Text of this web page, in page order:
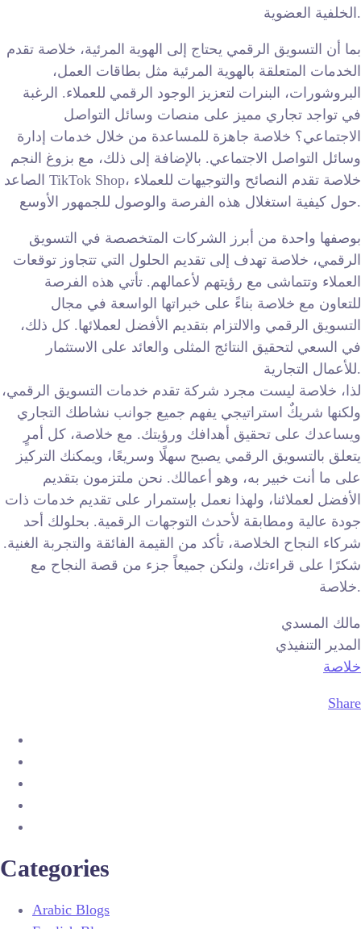
الخلفية العضوية.
بما أن التسويق الرقمي يحتاج إلى الهوية المرئية، خلاصة تقدم
الخدمات المتعلقة بالهوية المرئية مثل بطاقات العمل،
البروشورات، البنرات لتعزيز الوجود الرقمي للعملاء. الرغبة
في تواجد تجاري مميز على منصات وسائل التواصل
الاجتماعي؟ خلاصة جاهزة للمساعدة من خلال خدمات إدارة
وسائل التواصل الاجتماعي. بالإضافة إلى ذلك، مع بزوغ النجم
الصاعد TikTok Shop، خلاصة تقدم النصائح والتوجيهات للعملاء
حول كيفية استغلال هذه الفرصة والوصول للجمهور الأوسع.
بوصفها واحدة من أبرز الشركات المتخصصة في التسويق
الرقمي، خلاصة تهدف إلى تقديم الحلول التي تتجاوز توقعات
العملاء وتتماشى مع رؤيتهم لأعمالهم. تأتي هذه الفرصة
للتعاون مع خلاصة بناءً على خبراتها الواسعة في مجال
التسويق الرقمي والالتزام بتقديم الأفضل لعملائها. كل ذلك،
في السعي لتحقيق النتائج المثلى والعائد على الاستثمار
للأعمال التجارية.
لذا، خلاصة ليست مجرد شركة تقدم خدمات التسويق الرقمي،
ولكنها شريكٌ استراتيجي يفهم جميع جوانب نشاطك التجاري
ويساعدك على تحقيق أهدافك ورؤيتك. مع خلاصة، كل أمرٍ
يتعلق بالتسويق الرقمي يصبح سهلًا وسريعًا، ويمكنك التركيز
على ما أنت خبير به، وهو أعمالك. نحن ملتزمون بتقديم
الأفضل لعملائنا، ولهذا نعمل بإستمرار على تقديم خدمات ذات
جودة عالية ومطابقة لأحدث التوجهات الرقمية. بحلولك أحد
شركاء النجاح الخلاصة، تأكد من القيمة الفائقة والتجربة الغنية.
شكرًا على قراءتك، ولنكن جميعاً جزء من قصة النجاح مع
خلاصة.
مالك المسدي
المدير التنفيذي
خلاصة
Share
Categories
Arabic Blogs